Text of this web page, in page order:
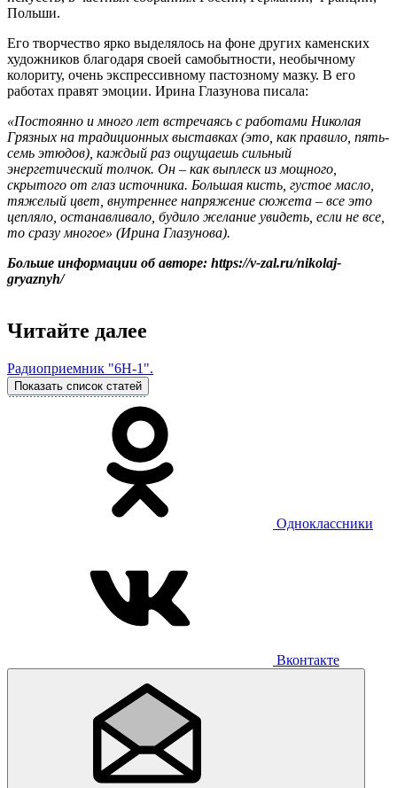
Польши.
Его творчество ярко выделялось на фоне других каменских
художников благодаря своей самобытности, необычному
колориту, очень экспрессивному пастозному мазку. В его
работах правят эмоции. Ирина Глазунова писала:
«Постоянно и много лет встречаясь с работами Николая
Грязных на традиционных выставках (это, как правило, пять-
семь этюдов), каждый раз ощущаешь сильный
энергетический толчок. Он – как выплеск из мощного,
скрытого от глаз источника. Большая кисть, густое масло,
тяжелый цвет, внутреннее напряжение сюжета – все это
цепляло, останавливало, будило желание увидеть, если не все,
то сразу многое» (Ирина Глазунова).
Больше информации об авторе: https://v-zal.ru/nikolaj-
gryaznyh/
Читайте далее
Радиоприемник "6Н-1".
Показать список статей
Одноклассники
Вконтакте